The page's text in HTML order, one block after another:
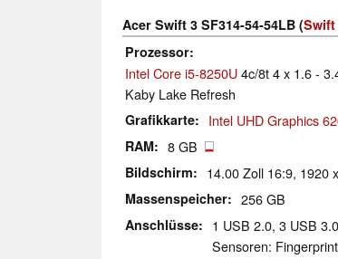
Acer Swift 3 SF314-54-54LB (Swift
Prozessor
Intel Core i5-8250U4c/8t 4 x 1.6 -
Kaby Lake Refresh
Grafikkarte Intel UHD Graphics
RAM 8 GB
Bildschirm 14.00 Zoll 16:9, 1920
Massenspeicher 256 GB
Anschlüsse
1 USB 2.0, 3 USB
Sensoren: